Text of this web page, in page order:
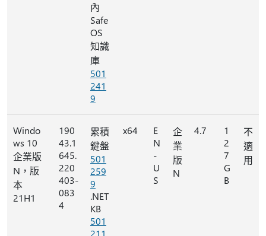
內
Safe
OS
知識
庫
501
241
9
Windo
ws 10
企業版
N，版
本
21H1
190
43.1
645.
220
403-
083
4
累積
鍵盤
501
259
9
.NET
KB
501
211
x64
E
N
-
U
S
企
業
版
N
4.7
1
2
7
G
B
不
適
用